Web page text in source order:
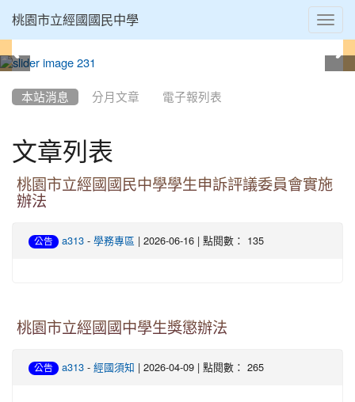
桃園市立經國國民中學
本站消息 分月文章 電子報列表
文章列表
桃園市立經國國民中學學生申訴評議委員會實施
辦法
公告 a313 - 學務專區 | 2026-06-16 | 點閱數： 135
桃園市立經國國中學生獎懲辦法
公告 a313 - 經國須知 | 2026-04-09 | 點閱數： 265